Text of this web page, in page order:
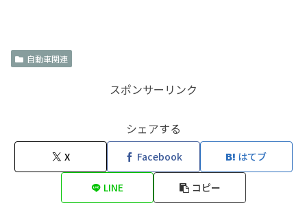
自動車関連
スポンサーリンク
シェアする
X Facebook はてブ
LINE コピー